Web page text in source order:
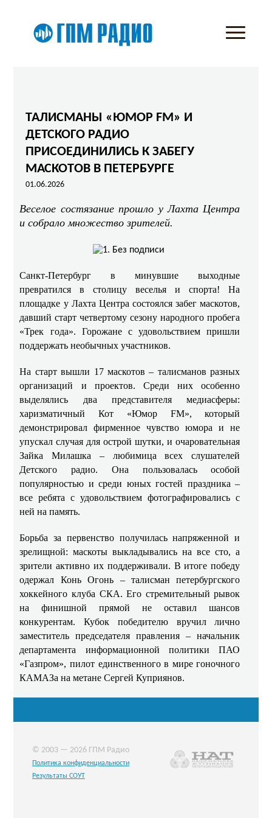
ТАЛИСМАНЫ «ЮМОР FM» И
ДЕТСКОГО РАДИО
ПРИСОЕДИНИЛИСЬ К ЗАБЕГУ
МАСКОТОВ В ПЕТЕРБУРГЕ
01.06.2026
Веселое состязание прошло у Лахта Центра
и собрало множество зрителей.
Санкт‑Петербург в минувшие выходные
превратился в столицу веселья и спорта! На
площадке у Лахта Центра состоялся забег маскотов,
давший старт четвертому сезону народного пробега
«Трек года». Горожане с удовольствием пришли
поддержать необычных участников.
На старт вышли 17 маскотов – талисманов разных
организаций и проектов. Среди них особенно
выделялись два представителя медиасферы:
харизматичный Кот «Юмор FM», который
демонстрировал фирменное чувство юмора и не
упускал случая для острой шутки, и очаровательная
Зайка Милашка – любимица всех слушателей
Детского радио. Она пользовалась особой
популярностью и среди юных гостей праздника –
все ребята с удовольствием фотографировались с
ней на память.
Борьба за первенство получилась напряженной и
зрелищной: маскоты выкладывались на все сто, а
зрители активно их поддерживали. В итоге победу
одержал Конь Огонь – талисман петербургского
хоккейного клуба СКА. Его стремительный рывок
на финишной прямой не оставил шансов
конкурентам. Кубок победителю вручил лично
заместитель председателя правления – начальник
департамента информационной политики ПАО
«Газпром», пилот единственного в мире гоночного
КАМАЗа на метане Сергей Куприянов.
© 2003 — 2026 ГПМ Радио
Политика конфиденциальности
Результаты СОУТ